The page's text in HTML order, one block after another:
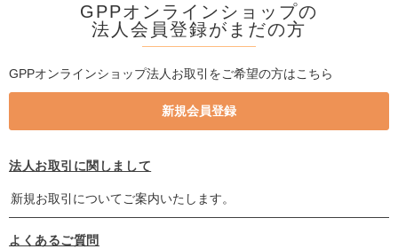
GPPオンラインショップの
法人会員登録がまだの方
GPPオンラインショップ法人お取引をご希望の方はこちら
法人お取引に関しまして
新規お取引についてご案内いたします。
よくあるご質問